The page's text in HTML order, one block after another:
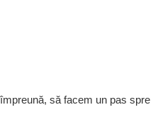
să facem un pas spre